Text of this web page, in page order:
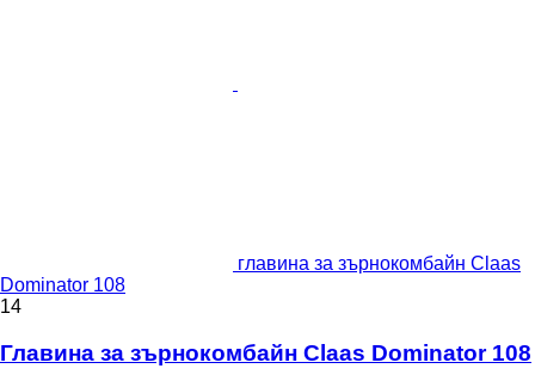
главина за зърнокомбайн Claas
Dominator 108
14
Главина за зърнокомбайн Claas Dominator 108